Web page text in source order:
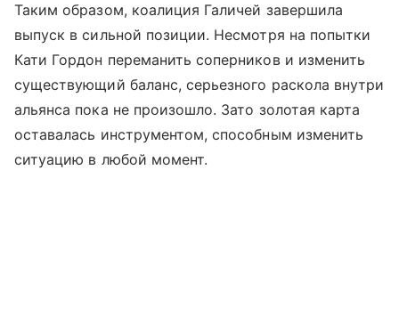
Таким образом, коалиция Галичей завершила
выпуск в сильной позиции. Несмотря на попытки
Кати Гордон переманить соперников и изменить
существующий баланс, серьезного раскола внутри
альянса пока не произошло. Зато золотая карта
оставалась инструментом, способным изменить
ситуацию в любой момент.